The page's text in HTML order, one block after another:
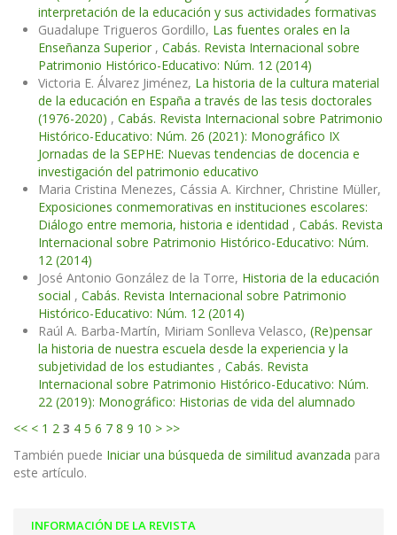
interpretación de la educación y sus actividades formativas
Guadalupe Trigueros Gordillo, Las fuentes orales en la
Enseñanza Superior , Cabás. Revista Internacional sobre
Patrimonio Histórico-Educativo: Núm. 12 (2014)
Victoria E. Álvarez Jiménez, La historia de la cultura material
de la educación en España a través de las tesis doctorales
(1976-2020) , Cabás. Revista Internacional sobre Patrimonio
Histórico-Educativo: Núm. 26 (2021): Monográfico IX
Jornadas de la SEPHE: Nuevas tendencias de docencia e
investigación del patrimonio educativo
Maria Cristina Menezes, Cássia A. Kirchner, Christine Müller,
Exposiciones conmemorativas en instituciones escolares:
Diálogo entre memoria, historia e identidad , Cabás. Revista
Internacional sobre Patrimonio Histórico-Educativo: Núm.
12 (2014)
José Antonio González de la Torre, Historia de la educación
social , Cabás. Revista Internacional sobre Patrimonio
Histórico-Educativo: Núm. 12 (2014)
Raúl A. Barba-Martín, Miriam Sonlleva Velasco, (Re)pensar
la historia de nuestra escuela desde la experiencia y la
subjetividad de los estudiantes , Cabás. Revista
Internacional sobre Patrimonio Histórico-Educativo: Núm.
22 (2019): Monográfico: Historias de vida del alumnado
<< < 1 2 3 4 5 6 7 8 9 10 > >>
También puede Iniciar una búsqueda de similitud avanzada para
este artículo.
INFORMACIÓN DE LA REVISTA